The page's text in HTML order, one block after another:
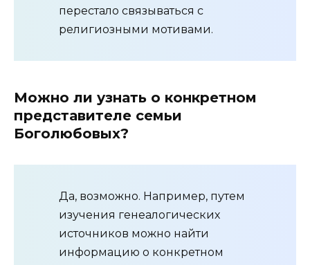
перестало связываться с
религиозными мотивами.
Можно ли узнать о конкретном
представителе семьи
Боголюбовых?
Да, возможно. Например, путем
изучения генеалогических
источников можно найти
информацию о конкретном